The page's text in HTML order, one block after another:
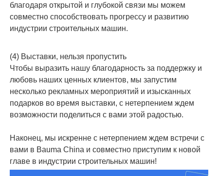
благодаря открытой и глубокой связи мы можем
совместно способствовать прогрессу и развитию
индустрии строительных машин.
(4) Выставки, нельзя пропустить
Чтобы выразить нашу благодарность за поддержку и
любовь наших ценных клиентов, мы запустим
несколько рекламных мероприятий и изысканных
подарков во время выставки, с нетерпением ждем
возможности поделиться с вами этой радостью.
Наконец, мы искренне с нетерпением ждем встречи с
вами в Bauma China и совместно приступим к новой
главе в индустрии строительных машин!